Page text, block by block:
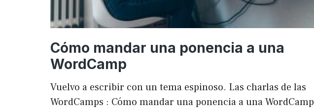
Cómo mandar una ponencia a una
WordCamp
Vuelvo a escribir con un tema espinoso. Las charlas de las
WordCamps : Cómo mandar una ponencia a una WordCamp